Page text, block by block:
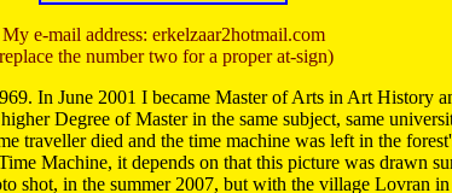
My e-mail address: erkelzaar2hotmail.com
the number two for a proper at-sign)
In June 2001 I became Master of Arts in Art History
Degree of Master in the same subject, same
traveller died and the time machine was left in the
Machine, it depends on that this picture was drawn
shot, in the summer 2007, but with the village Lovran